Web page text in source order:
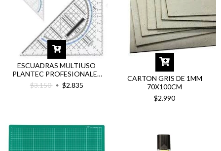
ESCUADRAS MULTIUSO
PLANTEC PROFESIONALES
MILIMETRADA
$3.150 $2.835
CARTON GRIS DE 1MM
70X100CM
$2.990